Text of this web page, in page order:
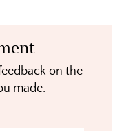
on the
made.